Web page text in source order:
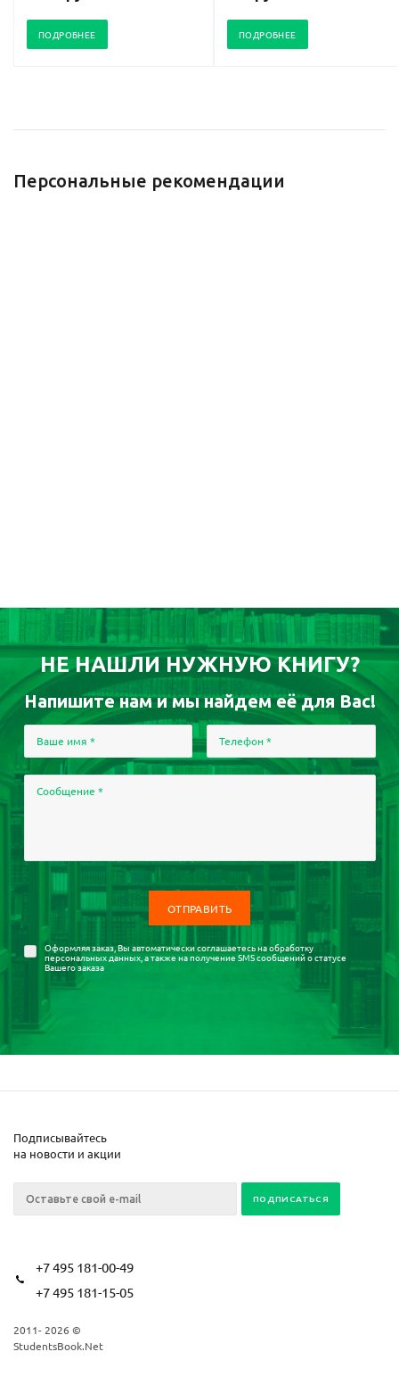
ПОДРОБНЕЕ ПОДРОБНЕЕ
Персональные рекомендации
НЕ НАШЛИ НУЖНУЮ КНИГУ?
Напишите нам и мы найдем её для Вас!
Ваше имя * Телефон *
Сообщение *
Оформляя заказ, Вы автоматически соглашаетесь наобработку
персональных данных, а также на получение SMS сообщений о статусе
Вашего заказа
Подписывайтесь
на новости и акции
+7 495 181-00-49
+7 495 181-15-05
2011- 2026 ©
StudentsBook.Net